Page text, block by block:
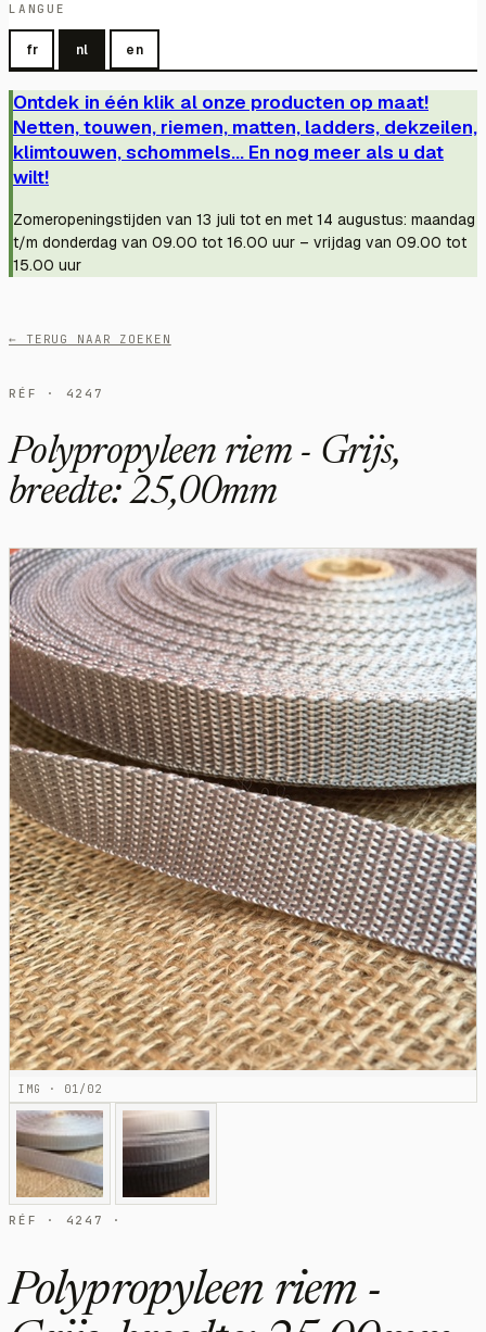
LANGUE
fr nl en
Ontdek in één klik al onze producten op maat!
Netten, touwen, riemen, matten, ladders, dekzeilen,
klimtouwen, schommels... En nog meer als u dat
wilt!
Zomeropeningstijden van 13 juli tot en met 14 augustus: maandag
t/m donderdag van 09.00 tot 16.00 uur – vrijdag van 09.00 tot
15.00 uur
← TERUG NAAR ZOEKEN
RÉF · 4247
Polypropyleen riem - Grijs,
breedte: 25,00mm
IMG · 01/02
RÉF · 4247 ·
Polypropyleen riem -